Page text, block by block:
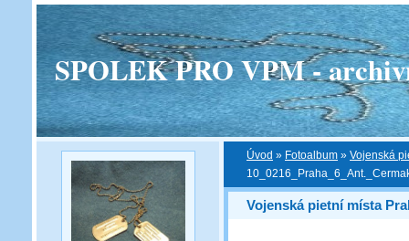
SPOLEK PRO VPM -
Úvod » Fotoalbum » Vojenská
Vojenská pietní místa